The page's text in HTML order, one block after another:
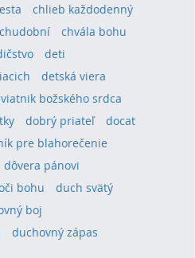
chlieb každodenný
chudobní
chvála bohu
deti
detská viera
božského srdca
dobrý priateľ
docat
pre blahorečenie
dôvera pánovi
bohu
duch svätý
boj
duchovný zápas